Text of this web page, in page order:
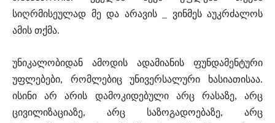
სიღრმისეულად მე და არავის _ ვინმეს აუკრძალოს
ამის თქმა.
უნიკალობიდან ამოდის ადამიანის ფუნდამენტური
უფლებები, რომლებიც უნივერსალური ხასიათისაა.
ისინი არ არის დამოკიდებული არც რასაზე, არც
ცივილიზაციაზე, არც საზოგადოებაზე, არც